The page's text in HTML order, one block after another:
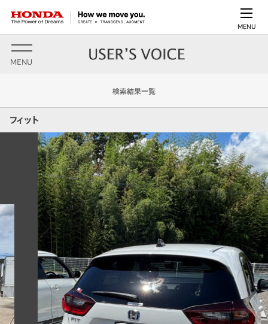
MENU
MENU
検索結果一覧
フィット